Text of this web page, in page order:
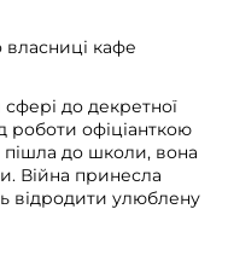
власниці кафе
до декретної
роботи офіціанткою
пішла до школи, вона
Війна принесла
відродити улюблену